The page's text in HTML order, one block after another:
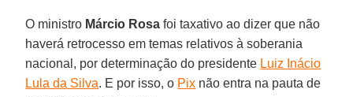
O ministro Márcio Rosa foi taxativo ao dizer que não
haverá retrocesso em temas relativos à soberania
nacional, por determinação do presidente Luiz Inácio
Lula da Silva. E por isso, o Pix não entra na pauta de